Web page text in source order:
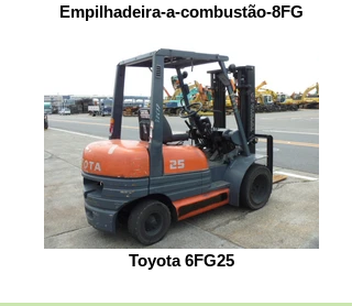
Empilhadeira-a-combustão-8FG
Toyota 6FG25